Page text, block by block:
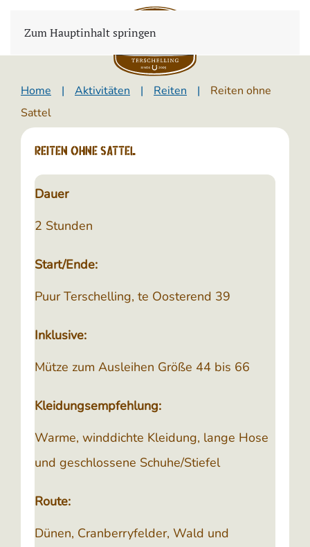
Zum Hauptinhalt springen
Home Aktivitäten Reiten
Reiten ohne
Sattel
Reiten ohne Sattel
Dauer
2 Stunden
Start/Ende:
Puur Terschelling, te Oosterend 39
Inklusive:
Mütze zum Ausleihen Größe 44 bis 66
Kleidungsempfehlung:
Warme, winddichte Kleidung, lange Hose
und geschlossene Schuhe/Stiefel
Route:
Dünen, Cranberryfelder, Wald und